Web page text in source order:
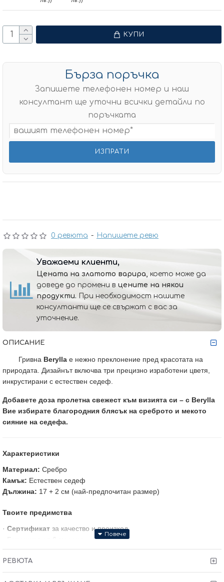
0 ревюта - Напишете ревю
КУПИ
Бърза поръчка
Запишете телефонен номер и наш
консултант ще уточни всички детайли по
поръчката
Уважаеми клиенти,
Цената на златото варира, което може да
доведе до промени в цените на някои
продукти. При необходимост нашите
консултанти ще се свържат с вас за
уточнение.
ОПИСАНИЕ
Гривна Berylla е нежно преклонение пред красотата на
природата. Дизайнът включва три прецизно изработени цветя,
инкрустирани с естествен седеф.
Добавете доза пролетна свежест към визията си – с Berylla
Вие избирате благородния блясък на среброто и мекото
сияние на седефа.
Характеристики
Материал: Сребро
Камък: Естествен седеф
Дължина: 17 + 2 см (най-предпочитан размер)
Твоите предимства
· Сертификат за качество и произход
·Тест и прегледпреди заплащане
· Произведено в България
РЕВЮТА